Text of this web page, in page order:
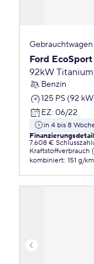
Gebrauchtwagen
Ford EcoSport
92kW
Benzin
125 PS (92
EZ: 06/22
in 4 bis 8
7.608 €
Kraftstoffverbrauch
kombiniert: 151 g/km